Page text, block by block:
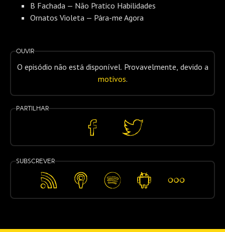
B Fachada — Não Pratico Habilidades
Ornatos Violeta — Pára-me Agora
Ouvir
O episódio não está disponível. Provavelmente, devido a
motivos.
Partilhar
Partilhar
no
Partilhar
no
Subscrever
Feed
RSS
Apple
Podcasts
Spotify Android